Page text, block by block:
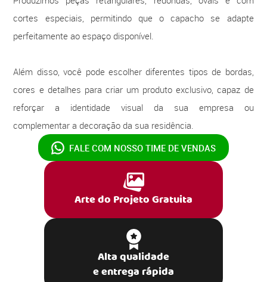
cortes especiais, permitindo que o capacho se adapte
perfeitamente ao espaço disponível.
Além disso, você pode escolher diferentes tipos de bordas,
cores e detalhes para criar um produto exclusivo, capaz de
reforçar a identidade visual da sua empresa ou
complementar a decoração da sua residência.
FALE COM NOSSO TIME DE VENDAS
Arte do Projeto Gratuita
Alta qualidade
e entrega rápida